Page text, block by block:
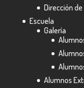
Dirección
Escuela
Galería
Alumnos